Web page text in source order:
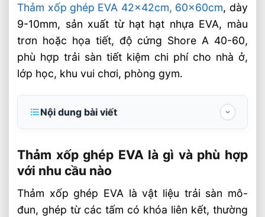
Thảm xốp ghép EVA 42x42cm, 60x60cm, dày
9-10mm, sản xuất từ hạt hạt nhựa EVA, màu
trơn hoặc họa tiết, độ cứng Shore A 40-60,
phù hợp trải sàn tiết kiệm chi phí cho nhà ở,
lớp học, khu vui chơi, phòng gym.
Nội dung bài viết
nhu cầu nào
Kích thước, độ dày và độ cứng cần chọn
thế nào
Ứng dụng thực tế giúp giảm chi phí tổng
Thảm xốp ghép EVA là gì và phù hợp
với nhu cầu nào
Thảm xốp ghép EVA là vật liệu trải sàn mô-
đun, ghép từ các tấm có khóa liên kết, thường